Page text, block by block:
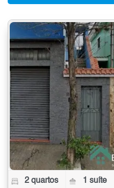
2 quartos 1 suíte